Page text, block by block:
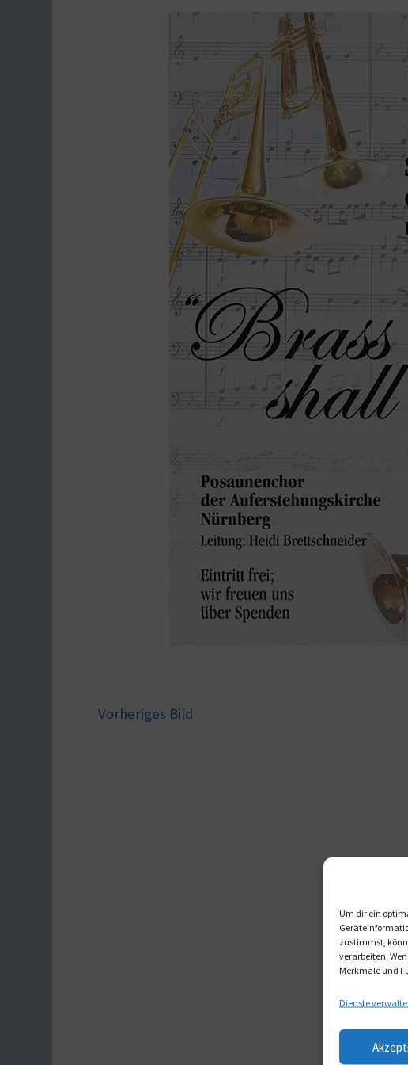
Um dir ein
zustimmst,
verarbeiten.
Merkmale und
Dienste
Vorheriges Bild